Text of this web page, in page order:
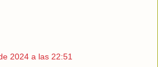
2024 a las 22:51